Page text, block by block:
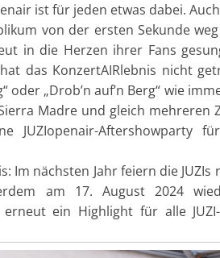
ist für jeden etwas dabei.
von der ersten Sekunde
in die Herzen ihrer Fans
das KonzertAIRlebnis nicht
„Drob’n auf’n Berg“ wie
Madre und gleich mehreren
JUZIopenair-Aftershowparty
Im nächsten Jahr feiern die JUZIs
am 17. August 2024
ein Highlight für alle